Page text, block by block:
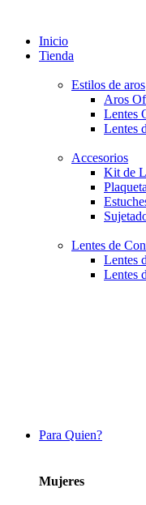
Inicio
Tienda
Estilos de aros
Aros
Lentes
Lentes
Accesorios
Kit de
Lentes de
Lentes
Lentes
Para Quien?
Mujeres